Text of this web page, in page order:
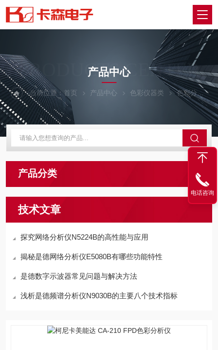
PRODUCTS CENTER
产品中心
当前位置：首页 产品中心 色彩仪器类 色彩分析仪
产品分类
技术文章
探究网络分析仪N5224B的高性能与应用
揭秘是德网络分析仪E5080B有哪些功能特性
是德数字示波器常见问题与解决方法
浅析是德频谱分析仪N9030B的主要八个技术指标
电话咨询